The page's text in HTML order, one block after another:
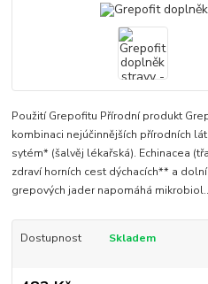
Použití Grepofitu Přírodní produkt
kombinaci nejúčinnějších přírodních
sytém* (šalvěj lékařská). Echinacea
zdraví horních cest dýchacích** a
grepových jader napomáhá
Dostupnost Skladem